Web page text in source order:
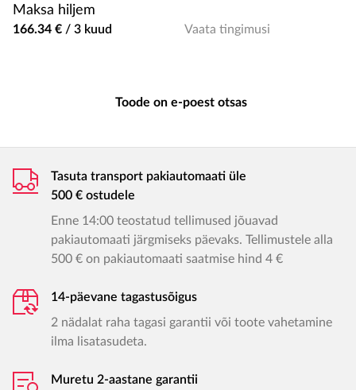
Maksa hiljem
166.34 € / 3 kuud Vaata tingimusi
Toode on e-poest otsas
Tasuta transport pakiautomaati üle
500 € ostudele
Enne 14:00 teostatud tellimused jõuavad
pakiautomaati järgmiseks päevaks. Tellimustele alla
500 € on pakiautomaati saatmise hind 4 €
14-päevane tagastusõigus
2 nädalat raha tagasi garantii või toote vahetamine
ilma lisatasudeta.
Muretu 2-aastane garantii